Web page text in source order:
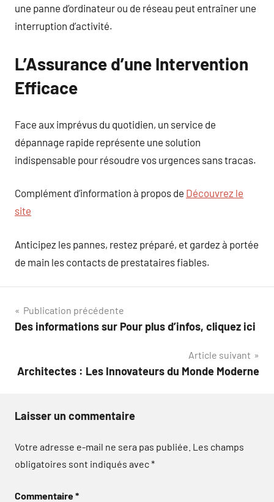
une panne d’ordinateur ou de réseau peut entraîner une
interruption d’activité.
L’Assurance d’une Intervention
Efficace
Face aux imprévus du quotidien, un service de
dépannage rapide représente une solution
indispensable pour résoudre vos urgences sans tracas.
Complément d’information à propos de Découvrez le
site
Anticipez les pannes, restez préparé, et gardez à portée
de main les contacts de prestataires fiables.
Navigation
de
Publication précédente
Des informations sur Pour plus d’infos, cliquez ici
Article suivant
Architectes : Les Innovateurs du Monde Moderne
Laisser un commentaire
Votre adresse e-mail ne sera pas publiée. Les champs
obligatoires sont indiqués avec*
Commentaire*